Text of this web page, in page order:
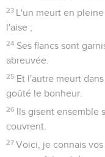
23 L'un meurt en
l'aise ;
24 Ses flancs sont
abreuvée.
25 Et l'autre meurt
goûté le bonheur.
26 Ils gisent ensemble
couvrent.
27 Voici, je connais